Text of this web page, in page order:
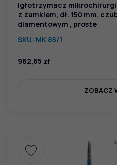
Igłotrzymacz
z zamkiem, dł. 150 mm,
diamentowym , proste
SKU: MK 85/1
962,65 zł
ZOBACZ